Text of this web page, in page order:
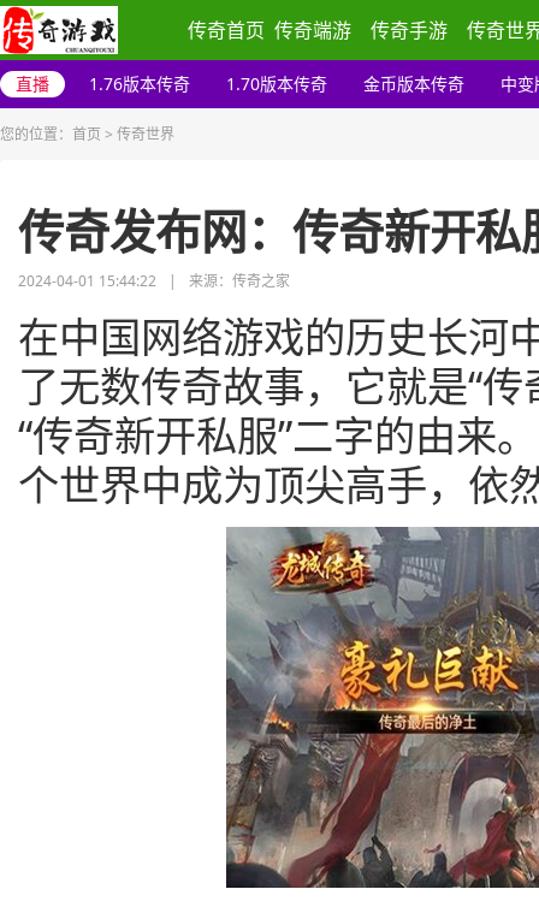
传奇首页 传奇端游 传奇手游 传奇世
直播 1.76版本传奇 1.70版本传奇 金币版本传奇 中变
您的位置： 首页 > 传奇世界
传奇发布网：传奇新开私
2024-04-01 15:44:22 | 来源：传奇之家
在中国网络游戏的历史长河
了无数传奇故事，它就是“
“传奇新开私服”二字的由来
个世界中成为顶尖高手，依